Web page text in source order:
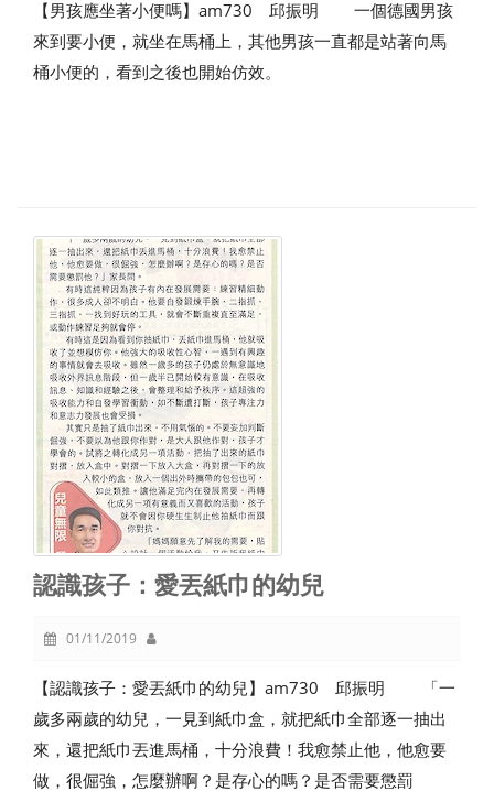
【男孩應坐著小便嗎】am730 邱振明 一個德國男孩
來到要小便，就坐在馬桶上，其他男孩一直都是站著向馬
桶小便的，看到之後也開始仿效。
認識孩子：愛丟紙巾的幼兒
01/11/2019
【認識孩子：愛丟紙巾的幼兒】am730 邱振明 「一
歲多兩歲的幼兒，一見到紙巾盒，就把紙巾全部逐一抽出
來，還把紙巾丟進馬桶，十分浪費！我愈禁止他，他愈要
做，很倔強，怎麼辦啊？是存心的嗎？是否需要懲罰